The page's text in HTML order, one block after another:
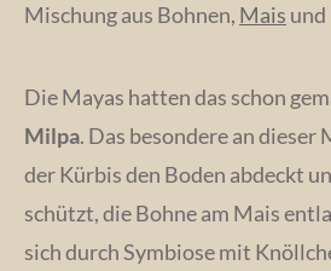
Mischung aus Bohnen, Mais und
Die Mayas hatten das schon
Milpa. Das besondere an
der Kürbis den Boden abdeckt
schützt, die Bohne am Mais
sich durch Symbiose mit